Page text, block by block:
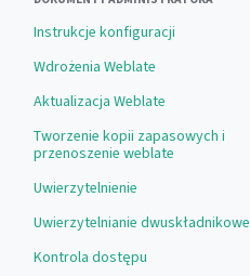
Instrukcje konfiguracji
Wdrożenia Weblate
Aktualizacja Weblate
Tworzenie kopii zapasowych i
przenoszenie weblate
Uwierzytelnienie
Uwierzytelnianie dwuskładnikowe
Kontrola dostępu